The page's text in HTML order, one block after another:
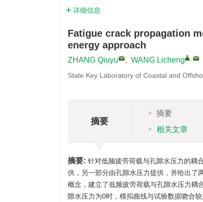
详细信息
Fatigue crack propagation
energy approach
ZHANG Qiuyu , WANG Licheng ,
State Key Laboratory of Coastal and
摘要
摘要
相关文章
摘要: 针对低频疲劳荷载与孔隙水压力的耦
供，另一部分由孔隙水压力提供，并给出了
概念，建立了低频疲劳荷载与孔隙水压力耦
隙水压力为0时，模拟曲线与试验数据吻合